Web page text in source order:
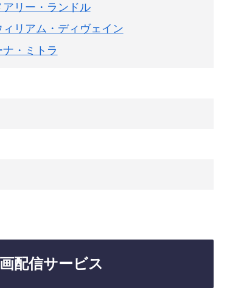
アリー・ランドル
ィリアム・ディヴェイン
ナ・ミトラ
配信サービス